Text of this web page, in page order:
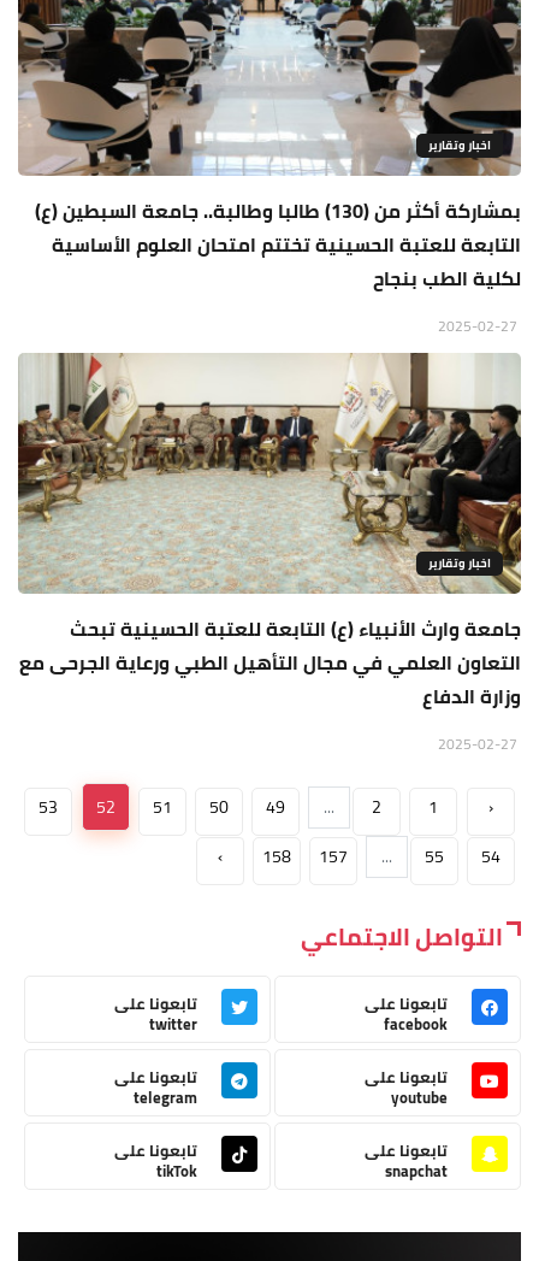
اخبار وتقارير
بمشاركة أكثر من (130) طالبا وطالبة.. جامعة السبطين (ع)
التابعة للعتبة الحسينية تختتم امتحان العلوم الأساسية
لكلية الطب بنجاح
اخبار وتقارير
جامعة وارث الأنبياء (ع) التابعة للعتبة الحسينية تبحث
التعاون العلمي في مجال التأهيل الطبي ورعاية الجرحى مع
وزارة الدفاع
‹
1
2
...
49
50
51
52
53
54
55
...
157
158
›
التواصل الاجتماعي
تابعونا على
facebook
تابعونا على
twitter
تابعونا على
youtube
تابعونا على
telegram
تابعونا على
snapchat
تابعونا على
tikTok